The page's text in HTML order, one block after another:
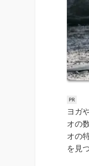
ヨガ
オの
オの
を見